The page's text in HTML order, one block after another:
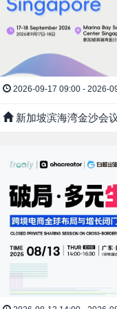
2026-09-17 09:00 - 2026-
新加坡滨海湾金沙会议